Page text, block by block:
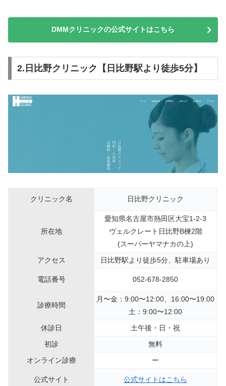
DMMクリニックの公式サイトはこちら
2.日比野クリニック【日比野駅より徒歩5分】
クリニック名 日比野クリニック
所在地
愛知県名古屋市熱田区大宝1-2-3
ヴェルクレート日比野B楝2階
(スーパーヤマナカの上)
アクセス
日比野駅より徒歩5分、駐車場あり
電話番号 052-678-2850
診療時間
月〜金：9:00〜12:00、16:00〜19:00
土：9:00〜12:00
休診日
土午後・日・祝
初診
無料
オンライン診療
ー
公式サイト 公式サイトはこちら